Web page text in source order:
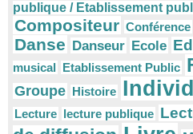
publique / Etablissement
Compositeur Conférence
Danse Danseur Ecole
musical Etablissement Public
Groupe Histoire
Lecture lecture publique